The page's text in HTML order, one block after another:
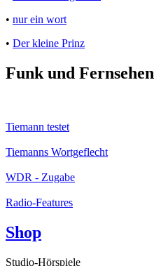
• nur ein wort
• Der kleine Prinz
Funk und Fernsehen
Tiemann testet
Tiemanns Wortgeflecht
WDR - Zugabe
Radio-Features
Shop
Studio-Hörspiele